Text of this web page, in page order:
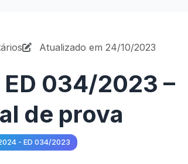
Atualizado em 24/10/2023
034/2023 –
de prova
- ED 034/2023